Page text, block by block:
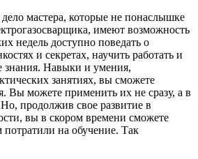
мастера, которые не понаслышке
имеют возможность
недель доступно поведать о
и секретах, научить работать и
знания. Навыки и умения,
занятиях, вы сможете
Вы можете применить их не сразу, а в
продолжив свое развитие в
вы в скором времени сможете
потратили на обучение. Так